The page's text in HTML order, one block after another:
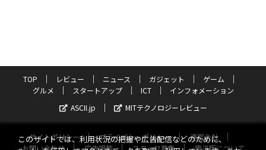
TOP レビュー ニュース ガジェット
ゲーム
グルメ
スタートアップ ICT
インフォメーション
ASCII.jp
MITテクノロジーレビュー
サイトポリシー プライバシーポリシー
運営会社
このサイトでは、利用状況の把握や広告配信などのために、